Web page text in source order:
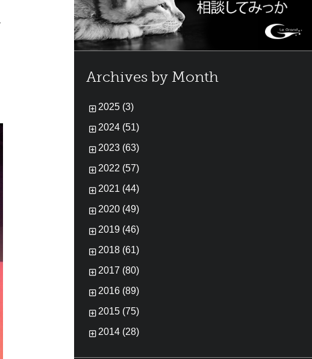
Archives by Month
2025 (3)
2024 (51)
2023 (63)
2022 (57)
2021 (44)
2020 (49)
2019 (46)
2018 (61)
2017 (80)
2016 (89)
2015 (75)
2014 (28)